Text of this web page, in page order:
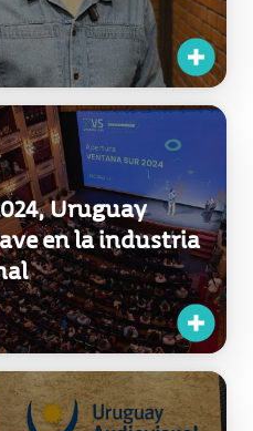
nadie le puede
que es
si naciste en
Uruguay
en la industria